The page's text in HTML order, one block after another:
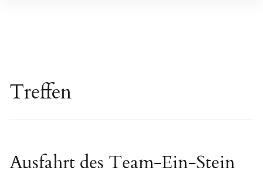
Treffen
Ausfahrt des Team-Ein-Stein